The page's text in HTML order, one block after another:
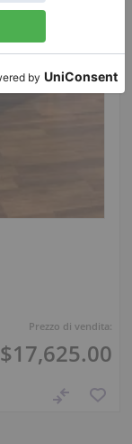
Prezzo di vendita:
$17,625.00